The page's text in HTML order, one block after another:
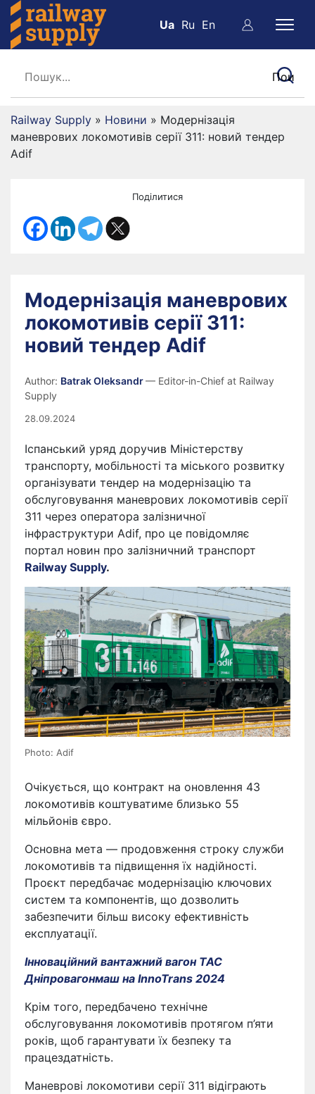
Ua Ru En
Railway Supply » Новини » Модернізація
маневрових локомотивів серії 311: новий тендер
Adif
Поділитися
Модернізація маневрових
локомотивів серії 311:
новий тендер Adif
Author: Batrak Oleksandr— Editor-in-Chief at Railway
Supply
28.09.2024
Іспанський уряд доручив Міністерству
транспорту, мобільності та міського розвитку
організувати тендер на модернізацію та
обслуговування маневрових локомотивів серії
311 через оператора залізничної
інфраструктури Adif, про це повідомляє
портал новин про залізничний транспорт
Railway Supply.
Photo: Adif
Очікується, що контракт на оновлення 43
локомотивів коштуватиме близько 55
мільйонів євро.
Основна мета — продовження строку служби
локомотивів та підвищення їх надійності.
Проєкт передбачає модернізацію ключових
систем та компонентів, що дозволить
забезпечити більш високу ефективність
експлуатації.
Інноваційний вантажний вагон ТАС
Дніпровагонмаш на InnoTrans 2024
Крім того, передбачено технічне
обслуговування локомотивів протягом п’яти
років, щоб гарантувати їх безпеку та
працездатність.
Маневрові локомотиви серії 311 відіграють